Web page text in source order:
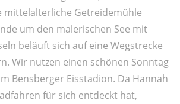
mittelalterliche Getreidemühle
um den malerischen See mit
beläuft sich auf eine Wegstrecke
Wir nutzen einen schönen Sonntag
Bensberger Eisstadion. Da Hannah
für sich entdeckt hat,